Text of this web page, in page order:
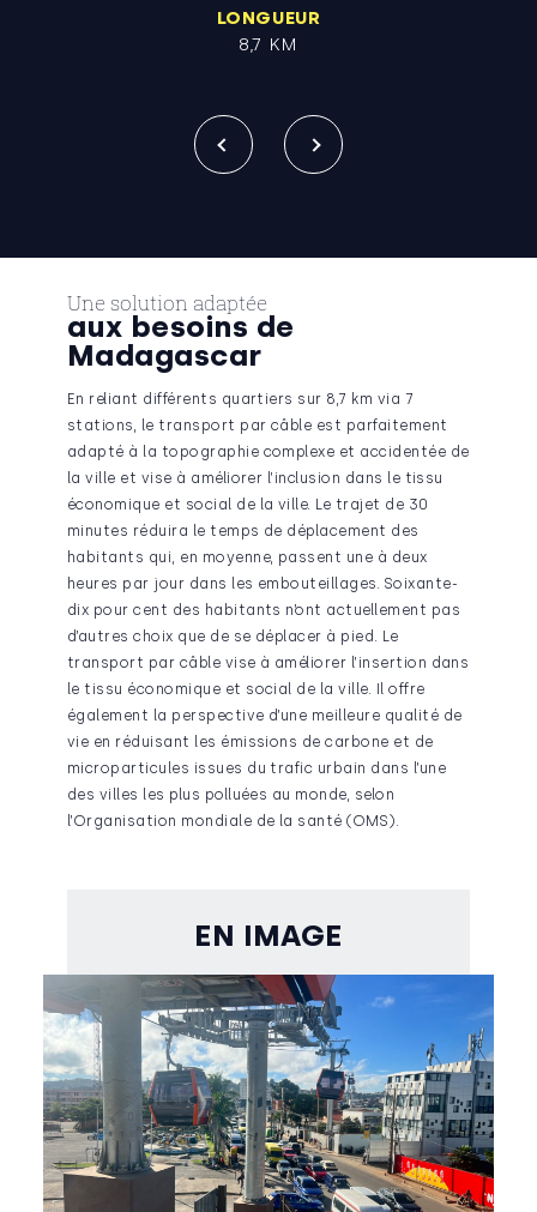
LONGUEUR
8,7 KM
Une solution adaptée
aux besoins de
Madagascar
En reliant différents quartiers sur 8,7 km via 7
stations, le transport par câble est parfaitement
adapté à la topographie complexe et accidentée de
la ville et vise à améliorer l’inclusion dans le tissu
économique et social de la ville. Le trajet de 30
minutes réduira le temps de déplacement des
habitants qui, en moyenne, passent une à deux
heures par jour dans les embouteillages. Soixante-
dix pour cent des habitants n’ont actuellement pas
d’autres choix que de se déplacer à pied. Le
transport par câble vise à améliorer l’insertion dans
le tissu économique et social de la ville. Il offre
également la perspective d’une meilleure qualité de
vie en réduisant les émissions de carbone et de
microparticules issues du trafic urbain dans l’une
des villes les plus polluées au monde, selon
l’Organisation mondiale de la santé (OMS).
EN IMAGE